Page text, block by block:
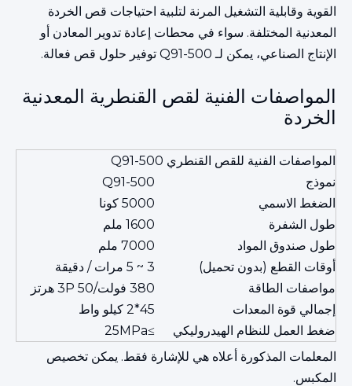
القوية وقابلية التشغيل المرنة لتلبية احتياجات قص الخردة
المعدنية المختلفة. سواء في محطات إعادة تدوير المعادن أو
الإنتاج الصناعي، يمكن لـ Q91-500 توفير حلول قص فعالة.
المواصفات الفنية لقص القنطرية المعدنية
الخردة
المواصفات الفنية للقص القنطري Q91-500
نموذج
Q91-500
الضغط الاسمي
5000 كونا
طول الشفرة
1600 ملم
طول صندوق المواد
7000 ملم
أوقات القطع (بدون تحميل)
3 ~ 5 مرات / دقيقة
مواصفات الطاقة
380 فولت/3P 50 هرتز
إجمالي قوة المعدات
45*2 كيلو واط
ضغط العمل للنظام الهيدروليكي
≥25MPa
المعلمات المذكورة أعلاه هي للإشارة فقط. يمكن تخصيص
المكبس.